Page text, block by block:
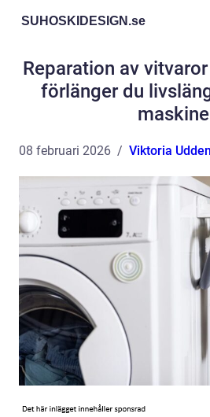
SUHOSKIDESIGN.se
Reparation av
förlänger du
08 februari 2026 Viktoria